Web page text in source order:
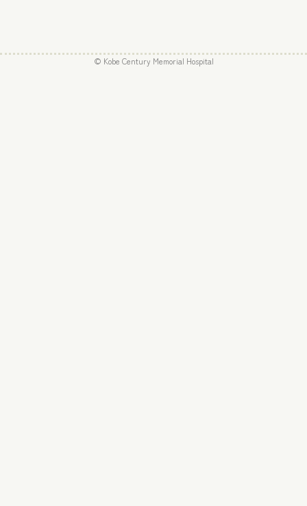
© Kobe Century Memorial Hospital